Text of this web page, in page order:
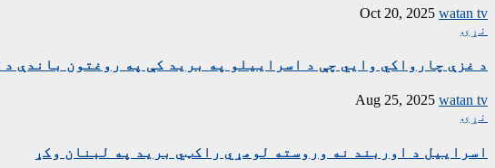
Oct 20, 2025 watan tv
نړۍ
د غزې چارواکي وايي چې د اسراییلو په برید کې په روغتون باندې د ۱۵ کسانو په ګډون څلور خبریالان وژل شوي دي
Aug 25, 2025 watan tv
نړۍ
اسراییل د اوربند نه وروسته لومړي راکټي برید په لبنان وکړ